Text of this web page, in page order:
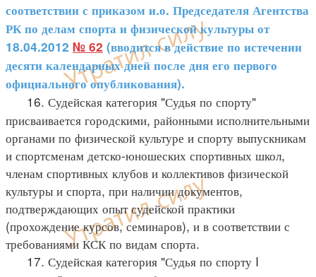
соответствии с приказом и.о. Председателя Агентства
РК по делам спорта и физической культуры от
18.04.2012 № 62 (вводится в действие по истечении
десяти календарных дней после дня его первого
официального опубликования).
16. Судейская категория "Судья по спорту"
присваивается городскими, районными исполнительными
органами по физической культуре и спорту выпускникам
и спортсменам детско-юношеских спортивных школ,
членам спортивных клубов и коллективов физической
культуры и спорта, при наличии документов,
подтверждающих опыт судейской практики
(прохождение курсов, семинаров), и в соответствии с
требованиями КСК по видам спорта.
17. Судейская категория "Судья по спорту I